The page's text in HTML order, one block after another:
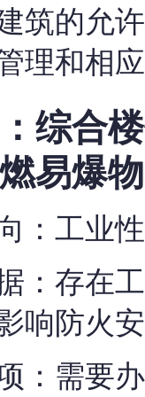
筑的允
理和相
综合
易爆
：工业
：存在
响防火
：需要